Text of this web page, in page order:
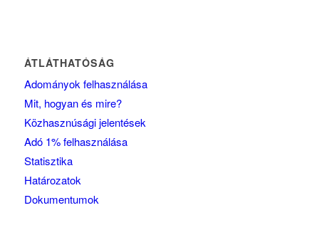
ÁTLÁTHATÓSÁG
Adományok felhasználása
Mit, hogyan és mire?
Közhasznúsági jelentések
Adó 1% felhasználása
Statisztika
Határozatok
Dokumentumok